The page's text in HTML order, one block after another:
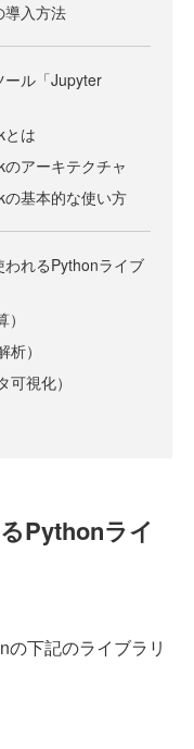
導入方法
ール「Jupyter
とは
アーキテクチャ
基本的な使い方
れるPythonライブ
）
視化）
Pythonライ
下記のライブラリ